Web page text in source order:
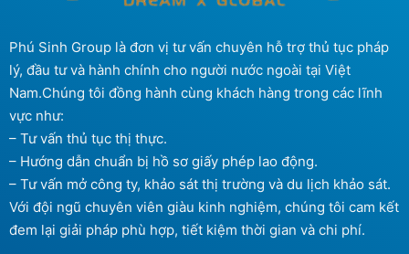
Phú Sinh Group là đơn vị tư vấn chuyên hỗ trợ thủ tục pháp
lý, đầu tư và hành chính cho người nước ngoài tại Việt
Nam.Chúng tôi đồng hành cùng khách hàng trong các lĩnh
vực như:
– Tư vấn thủ tục thị thực.
– Hướng dẫn chuẩn bị hồ sơ giấy phép lao động.
– Tư vấn mở công ty, khảo sát thị trường và du lịch khảo sát.
Với đội ngũ chuyên viên giàu kinh nghiệm, chúng tôi cam kết
đem lại giải pháp phù hợp, tiết kiệm thời gian và chi phí.